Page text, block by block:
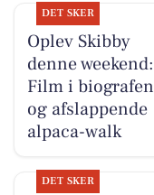
DET SKER
Oplev Skibby
denne weekend:
Film i biografen
og afslappende
alpaca-walk
DET SKER